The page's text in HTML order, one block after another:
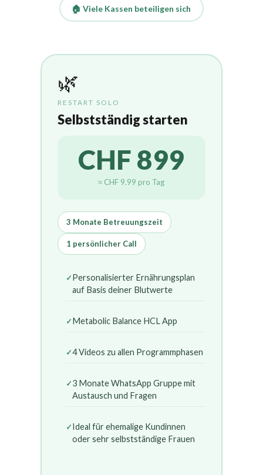
🏠 Viele Kassen beteiligen sich
🌿
RESTART SOLO
Selbstständig starten
CHF 899
≈ CHF 9.99 pro Tag
3 Monate Betreuungszeit
1 persönlicher Call
Personalisierter Ernährungsplan
auf Basis deiner Blutwerte
Metabolic Balance HCL App
4 Videos zu allen Programmphasen
3 Monate WhatsApp Gruppe mit
Austausch und Fragen
Ideal für ehemalige Kundinnen
oder sehr selbstständige Frauen